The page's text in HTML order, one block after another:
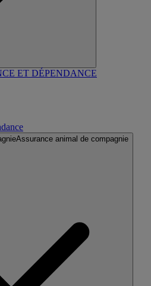
ET DÉPENDANCE
Assurance animal de compagnie